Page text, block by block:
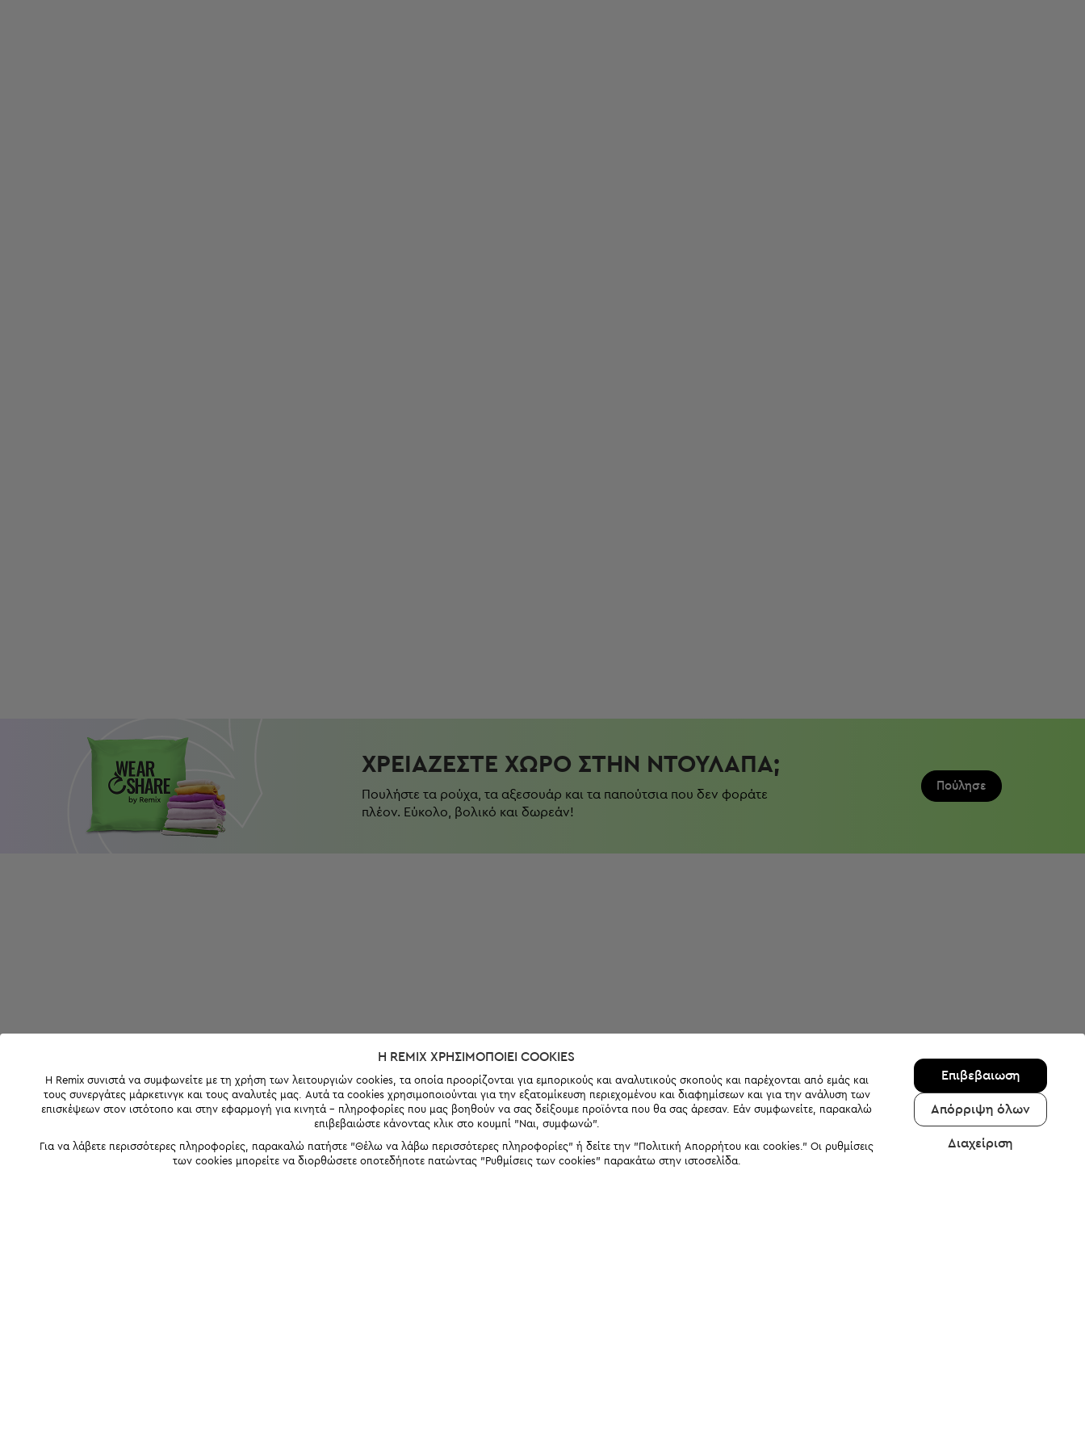
ΧΡΕΙΆΖΕΣΤΕ ΧΏΡΟ ΣΤΗΝ ΝΤΟΥΛΆΠΑ;
Πουλήστε τα ρούχα, τα αξεσουάρ και τα παπούτσια που δεν φοράτε
πλέον. Εύκολο, βολικό και δωρεάν!
Πούλησε
Η REMIX ΧΡΗΣΙΜΟΠΟΙΕΊ COOKIES
Η Remix συνιστά να συμφωνείτε με τη χρήση των λειτουργιών cookies, τα οποία προορίζονται για εμπορικούς και αναλυτικούς σκοπούς και παρέχονται από εμάς και
τους συνεργάτες μάρκετινγκ και τους αναλυτές μας. Αυτά τα cookies χρησιμοποιούνται για την εξατομίκευση περιεχομένου και διαφημίσεων και για την ανάλυση των
επισκέψεων στον ιστότοπο και στην εφαρμογή για κινητά - πληροφορίες που μας βοηθούν να σας δείξουμε προϊόντα που θα σας άρεσαν. Εάν συμφωνείτε, παρακαλώ
επιβεβαιώστε κάνοντας κλικ στο κουμπί "Ναι, συμφωνώ".
Για να λάβετε περισσότερες πληροφορίες, παρακαλώ πατήστε "Θέλω να λάβω περισσότερες πληροφορίες" ή δείτε την "Πολιτική Απορρήτου και cookies." Οι ρυθμίσεις
των cookies μπορείτε να διορθώσετε οποτεδήποτε πατώντας "Ρυθμίσεις των cookies" παρακάτω στην ιστοσελίδα.
Επιβεβαιωση
Απόρριψη όλων
Διαχείριση